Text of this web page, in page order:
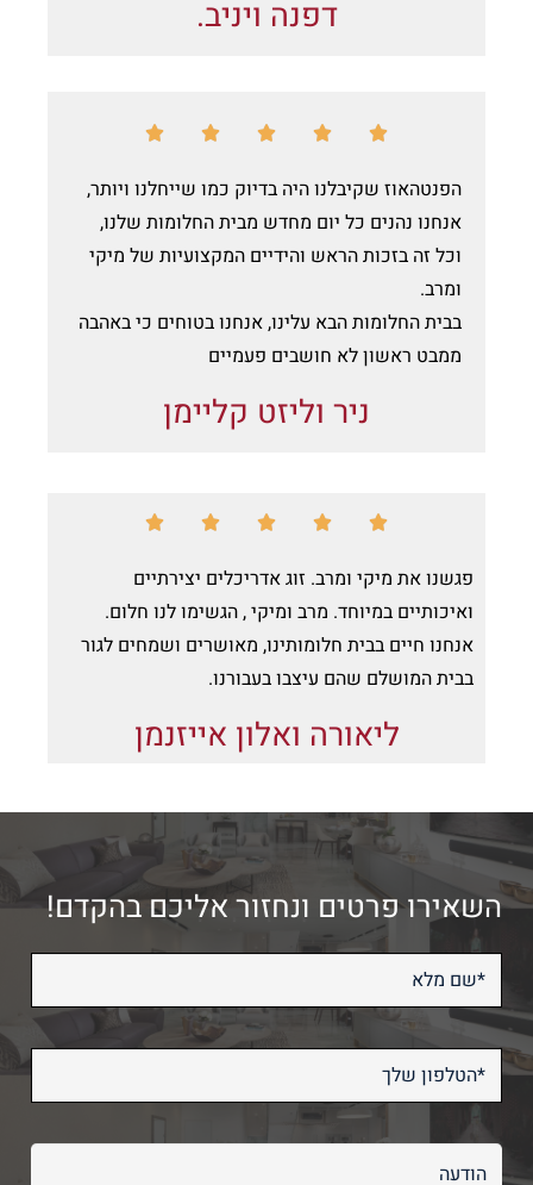
דפנה ויניב.





הפנטהאוז שקיבלנו היה בדיוק כמו שייחלנו ויותר,
אנחנו נהנים כל יום מחדש מבית החלומות שלנו,
וכל זה בזכות הראש והידיים המקצועיות של מיקי
ומרב.
בבית החלומות הבא עלינו, אנחנו בטוחים כי באהבה
ממבט ראשון לא חושבים פעמיים
ניר וליזט קליימן





פגשנו את מיקי ומרב. זוג אדריכלים יצירתיים
ואיכותיים במיוחד. מרב ומיקי , הגשימו לנו חלום.
אנחנו חיים בבית חלומותינו, מאושרים ושמחים לגור
בבית המושלם שהם עיצבו בעבורנו.
ליאורה ואלון אייזנמן
השאירו פרטים ונחזור אליכם בהקדם!